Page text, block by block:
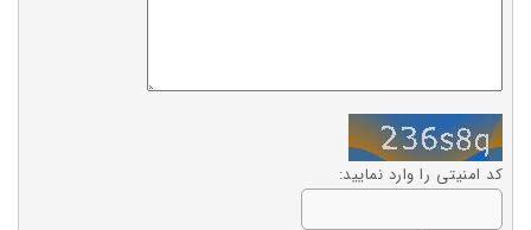
کد امنیتی را وارد نمایید: